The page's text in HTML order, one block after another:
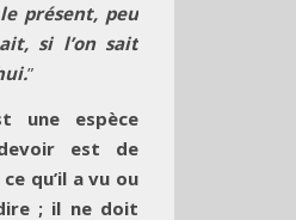
présent, peu
si l’on sait
”
une espèce
est de
qu’il a vu ou
; il ne doit